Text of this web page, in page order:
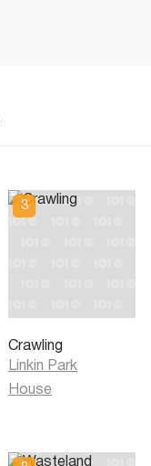
Crawling
Linkin Park
House